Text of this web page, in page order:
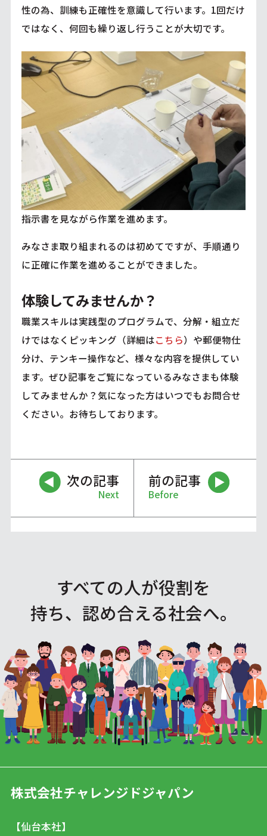
性の為、訓練も正確性を意識して行います。1回だけ
ではなく、何回も繰り返し行うことが大切です。
指示書を見ながら作業を進めます。
みなさま取り組まれるのは初めてですが、手順通り
に正確に作業を進めることができました。
体験してみませんか？
職業スキルは実践型のプログラムで、分解・組立だ
けではなくピッキング（詳細はこちら）や郵便物仕
分け、テンキー操作など、様々な内容を提供してい
ます。ぜひ記事をご覧になっているみなさまも体験
してみませんか？気になった方はいつでもお問合せ
ください。お待ちしております。
次の記事
Next
前の記事
Before
すべての人が役割を
持ち、認め合える社会へ。
株式会社チャレンジドジャパン
【仙台本社】